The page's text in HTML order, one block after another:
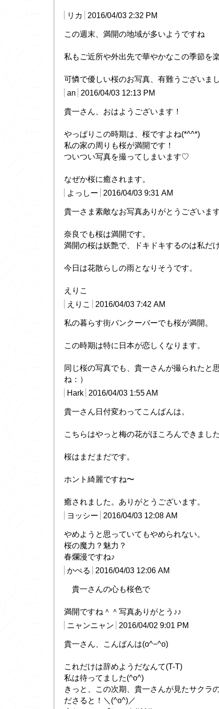
リカ 2016/04/03 2:32 PM
この週末、満開の地域が多いようですね
私もご近所や外出先で華やかなこの季節を
可憐で優しい桜のお写真、有難うございま
an
2016/04/03 12:13 PM
貴一さん、おはようございます！
やっぱりこの時期は、桜ですよね(*^^*)
私の家の周りも桜が満開です！
ついつい写真を撮ってしまいます♡
なぜか桜に癒されます。
よっしー
2016/04/03 9:31 AM
貴一さま素敵なお写真ありがとうございま
奈良でも桜は満開です。
満開の桜は妖艶で、ドキドキするのは私だ
今日は花散らしの雨となりそうです。
えりこ
えりこ
2016/04/03 7:42 AM
私の暮らす街バンクーバーでも桜が満開。
この時期は特に日本が恋しくなります。
同じ桜の写真でも、貴一さんが撮られたと
ね：）
Hark
2016/04/03 1:55 AM
貴一さん日付変わってこんばんは。
こちらはやっと梅の花がほころんできまし
桜はまだまだです。
ホント綺麗ですね〜
癒されました。ありがとうございます。
ヨッシー
2016/04/03 12:08 AM
やめようと思っていてもやめられない。
桜の魔力？魅力？
春爛漫ですね♪
かぺる
2016/04/03 12:06 AM
貴一さんの心も桜色で
満開ですね＾＾写真ありがとう♪♪
ニャンニャン
2016/04/02 9:01 PM
貴一さん、こんばんは(o^−^o)
これだけは辞めようだなんて(T-T)
私は待ってました(^o^)
きっと、この次期、貴一さんが見たサクラ
ださると！＼(^o^)／